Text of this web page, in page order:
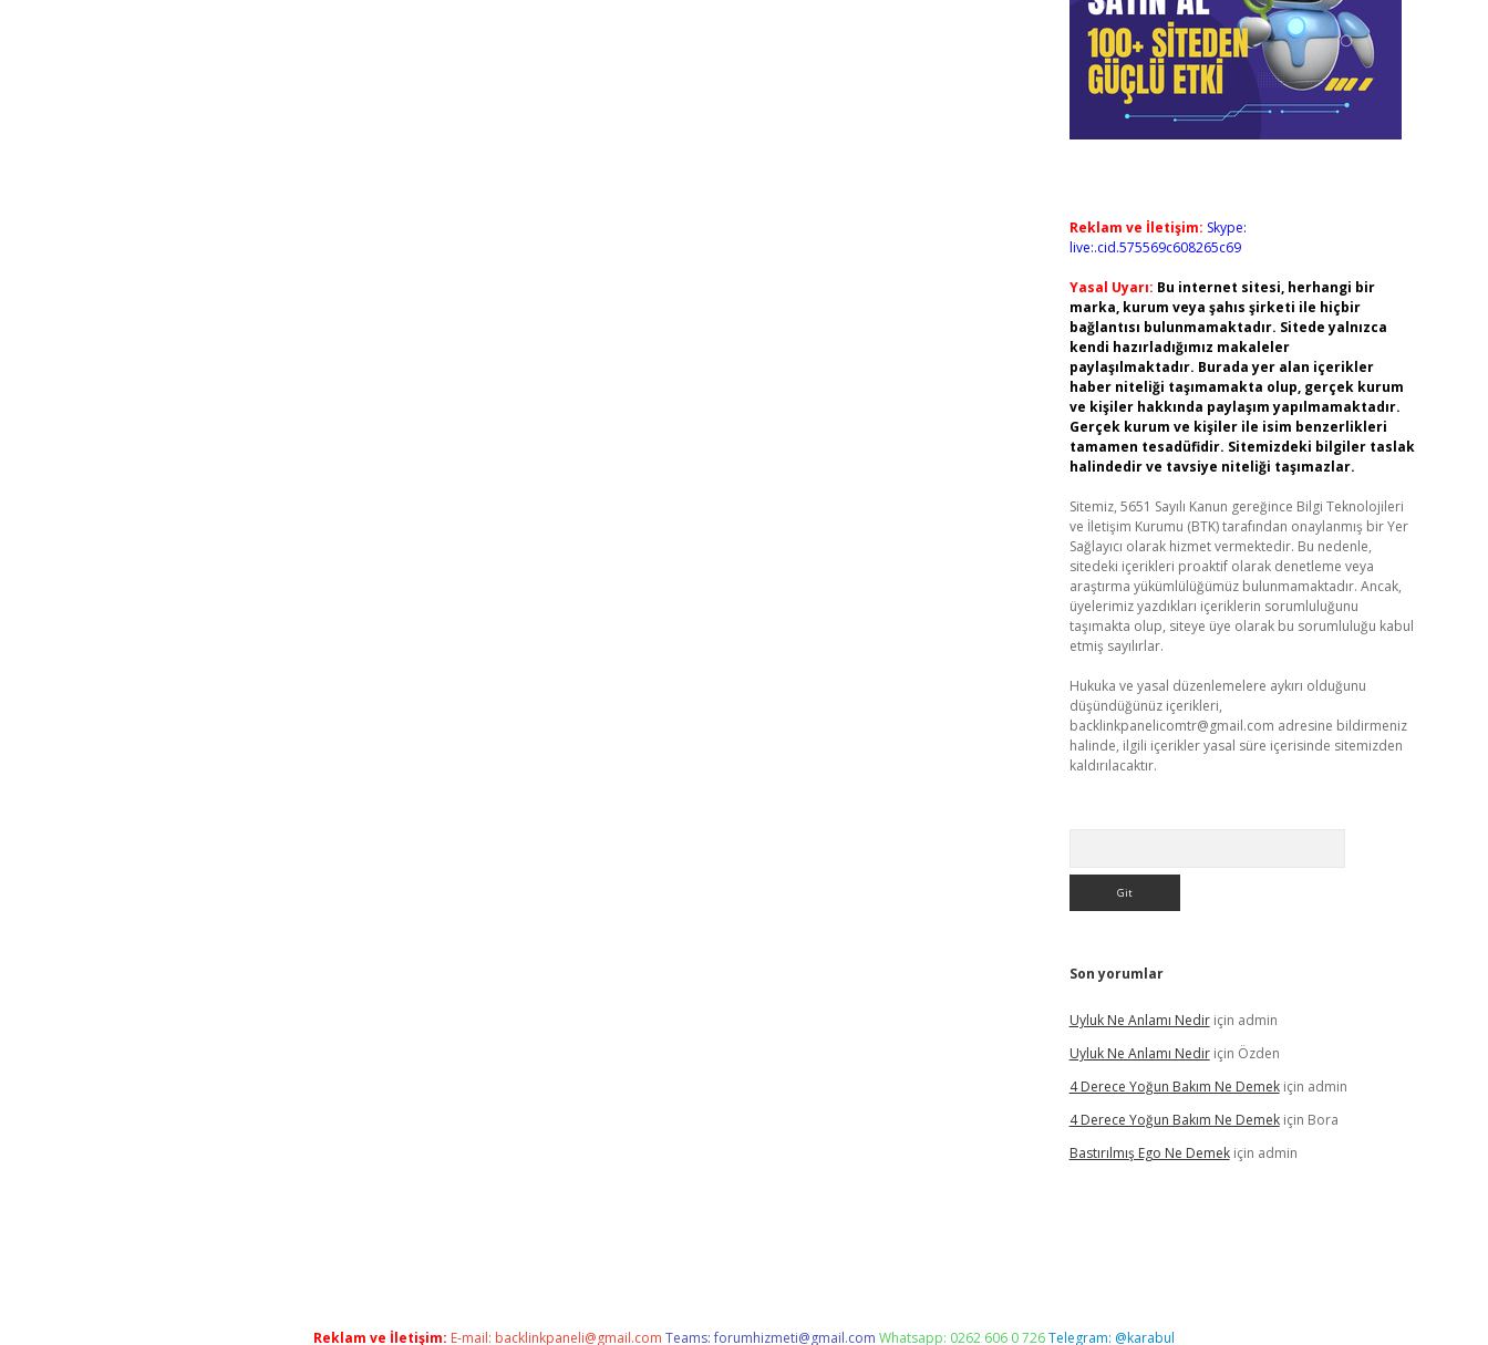
Reklam ve İletişim: Skype:
live:.cid.575569c608265c69
Yasal Uyarı: Bu internet sitesi, herhangi bir
marka, kurum veya şahıs şirketi ile hiçbir
bağlantısı bulunmamaktadır. Sitede yalnızca
kendi hazırladığımız makaleler
paylaşılmaktadır. Burada yer alan içerikler
haber niteliği taşımamakta olup, gerçek kurum
ve kişiler hakkında paylaşım yapılmamaktadır.
Gerçek kurum ve kişiler ile isim benzerlikleri
tamamen tesadüfidir. Sitemizdeki bilgiler taslak
halindedir ve tavsiye niteliği taşımazlar.
Sitemiz, 5651 Sayılı Kanun gereğince Bilgi Teknolojileri
ve İletişim Kurumu (BTK) tarafından onaylanmış bir Yer
Sağlayıcı olarak hizmet vermektedir. Bu nedenle,
sitedeki içerikleri proaktif olarak denetleme veya
araştırma yükümlülüğümüz bulunmamaktadır. Ancak,
üyelerimiz yazdıkları içeriklerin sorumluluğunu
taşımakta olup, siteye üye olarak bu sorumluluğu kabul
etmiş sayılırlar.
Hukuka ve yasal düzenlemelere aykırı olduğunu
düşündüğünüz içerikleri,
backlinkpanelicomtr@gmail.com adresine bildirmeniz
halinde, ilgili içerikler yasal süre içerisinde sitemizden
kaldırılacaktır.
Son yorumlar
Uyluk Ne Anlamı Nediriçin admin
Uyluk Ne Anlamı Nediriçin Özden
4 Derece Yoğun Bakım Ne Demekiçin admin
4 Derece Yoğun Bakım Ne Demekiçin Bora
Bastırılmış Ego Ne Demekiçin admin
Reklam ve İletişim: E-mail: backlinkpaneli@gmail.com Teams:forumhizmeti@gmail.com Whatsapp: 0262 606 0 726Telegram: @karabul